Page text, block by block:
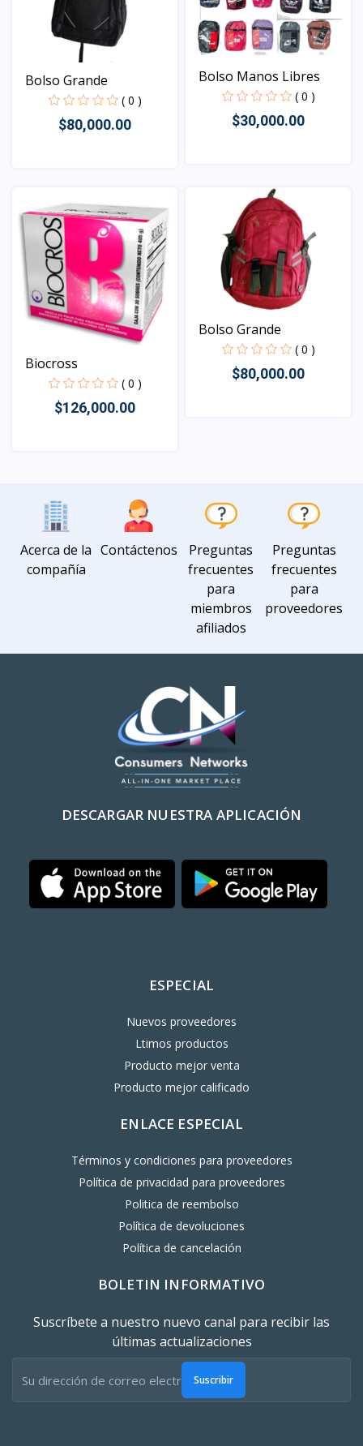
Bolso Grande
( 0 )
$80,000.00
Bolso Manos Libres
( 0 )
$30,000.00
Biocross
( 0 )
$126,000.00
Bolso Grande
( 0 )
$80,000.00
Acerca de la
compañía
Contáctenos
Preguntas
frecuentes
para
miembros
afiliados
Preguntas
frecuentes
para
proveedores
DESCARGAR NUESTRA APLICACIÓN
ESPECIAL
Nuevos proveedores
Ltimos productos
Producto mejor venta
Producto mejor calificado
ENLACE ESPECIAL
Términos y condiciones para proveedores
Política de privacidad para proveedores
Politica de reembolso
Política de devoluciones
Política de cancelación
BOLETIN INFORMATIVO
Suscríbete a nuestro nuevo canal para recibir las
últimas actualizaciones
Suscribir